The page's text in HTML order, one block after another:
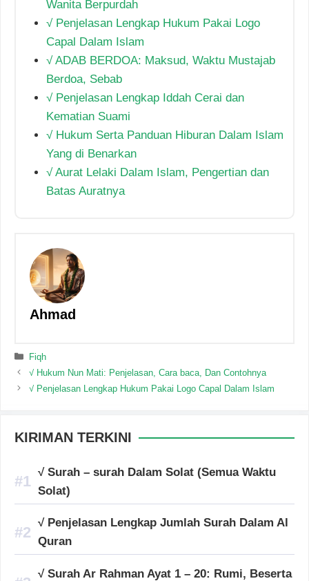
Wanita Berpurdah
√ Penjelasan Lengkap Hukum Pakai Logo
Capal Dalam Islam
√ ADAB BERDOA: Maksud, Waktu Mustajab
Berdoa, Sebab
√ Penjelasan Lengkap Iddah Cerai dan
Kematian Suami
√ Hukum Serta Panduan Hiburan Dalam Islam
Yang di Benarkan
√ Aurat Lelaki Dalam Islam, Pengertian dan
Batas Auratnya
Ahmad
Categories
Fiqh
√ Hukum Nun Mati: Penjelasan, Cara baca, Dan Contohnya
√ Penjelasan Lengkap Hukum Pakai Logo Capal Dalam Islam
KIRIMAN TERKINI
√ Surah – surah Dalam Solat (Semua Waktu
Solat)
√ Penjelasan Lengkap Jumlah Surah Dalam Al
Quran
√ Surah Ar Rahman Ayat 1 – 20: Rumi, Beserta